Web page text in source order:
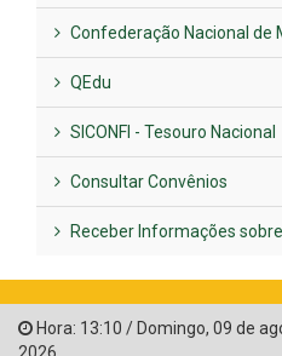
Confederação Nacional de
QEdu
SICONFI - Tesouro Nacional
Consultar Convênios
Receber Informações
Hora: 13:10 / Domingo, 09 de